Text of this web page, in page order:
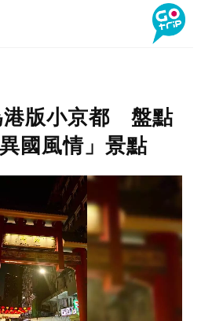
港版小京都 盤點
國風情」景點